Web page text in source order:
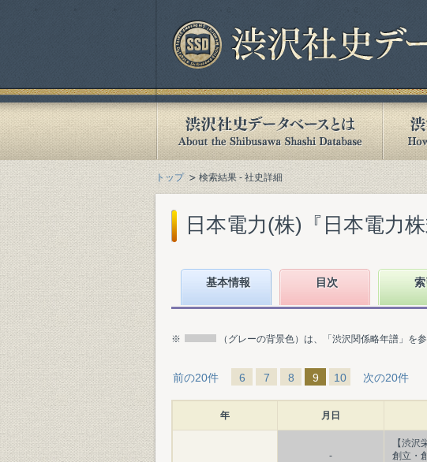
トップ 検索結果 - 社史詳細
日本電力(株)『日本電力
基本情報 目次 索
※ （グレーの背景色）は、「渋沢関係略年譜」を
前の20件 6 7 8 9 10 次の20件
年 月日
-
【渋
創立・